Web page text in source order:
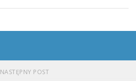
NASTĘPNY POST